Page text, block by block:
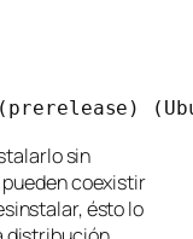
sin
pueden coexistir
ésto lo